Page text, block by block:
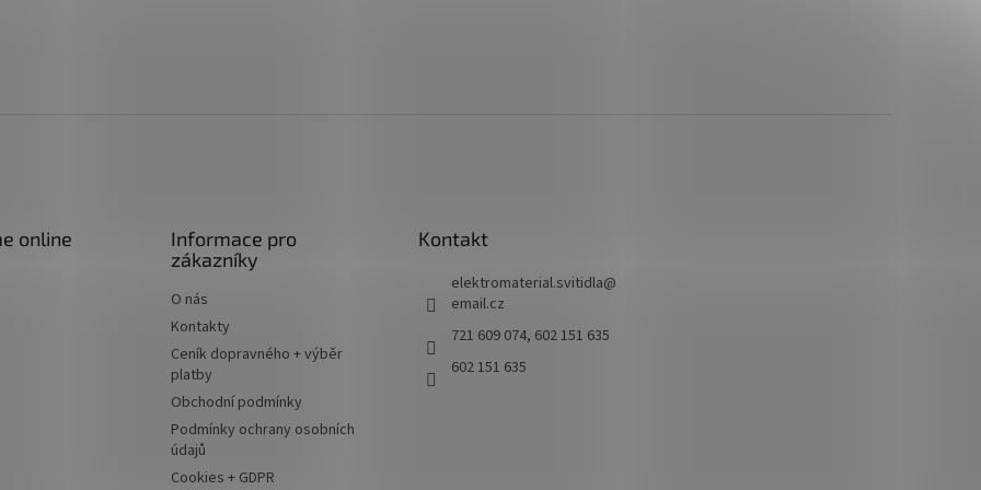
online
Informace pro
zákazníky
O nás
Kontakty
Ceník dopravného + výběr
platby
Obchodní podmínky
Podmínky ochrany osobních
údajů
Cookies + GDPR
Kontakt
elektromaterial.svitidla@
email.cz
721 609 074, 602 151 635
602 151 635